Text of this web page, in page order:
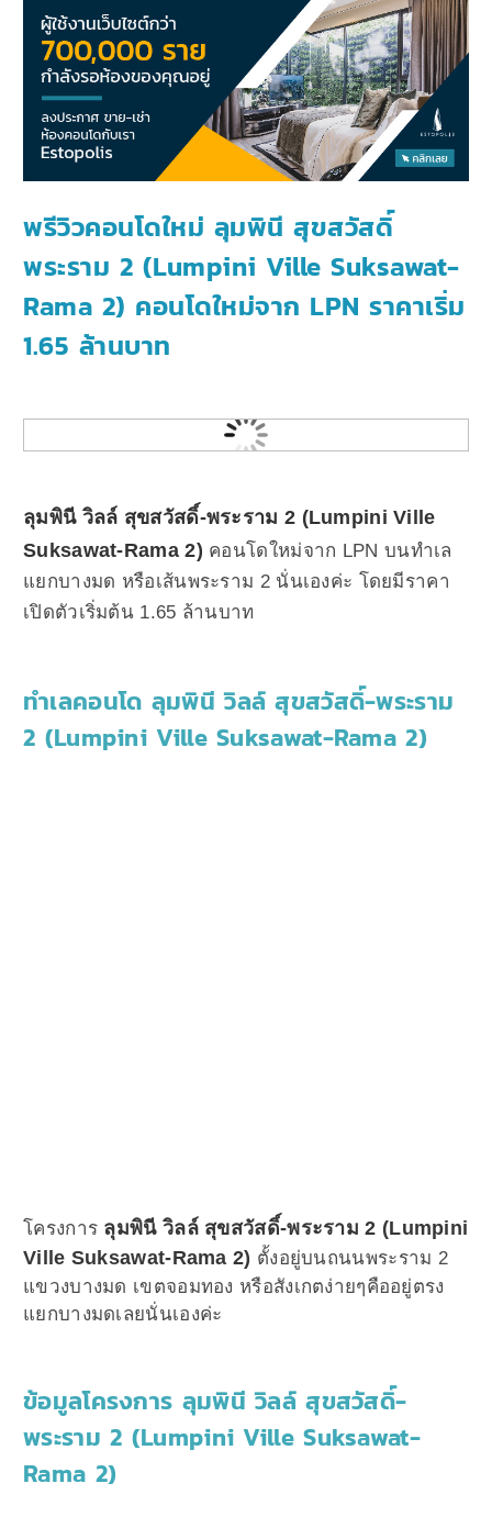
พรีวิวคอนโดใหม่ ลุมพินี สุขสวัสดิ์
พระราม 2 (Lumpini Ville Suksawat-
Rama 2) คอนโดใหม่จาก LPN ราคาเริ่ม
1.65 ล้านบาท
ลุมพินี วิลล์ สุขสวัสดิ์-พระราม 2 (Lumpini Ville
Suksawat-Rama 2) คอนโดใหม่จาก LPN บนทำเล
แยกบางมด หรือเส้นพระราม 2 นั่นเองค่ะ โดยมีราคา
เปิดตัวเริ่มต้น 1.65 ล้านบาท
ทำเลคอนโด ลุมพินี วิลล์ สุขสวัสดิ์-พระราม
2 (Lumpini Ville Suksawat-Rama 2)
โครงการ ลุมพินี วิลล์ สุขสวัสดิ์-พระราม 2 (Lumpini
Ville Suksawat-Rama 2) ตั้งอยู่บนถนนพระราม 2
แขวงบางมด เขตจอมทอง หรือสังเกตง่ายๆคืออยู่ตรง
แยกบางมดเลยนั่นเองค่ะ
ข้อมูลโครงการ ลุมพินี วิลล์ สุขสวัสดิ์-
พระราม 2 (Lumpini Ville Suksawat-
Rama 2)